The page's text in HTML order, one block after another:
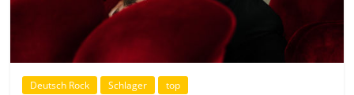
Deutsch Rock Schlager top